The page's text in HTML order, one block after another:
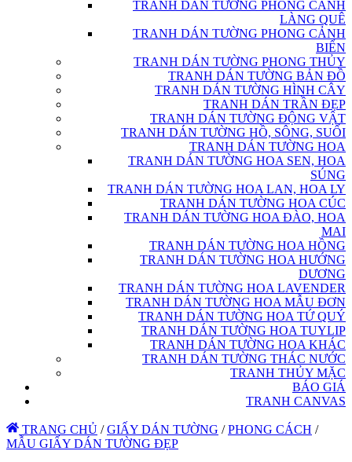
TRANH DÁN TƯỜNG PHONG CẢNH
LÀNG QUÊ
TRANH DÁN TƯỜNG PHONG CẢNH
BIỂN
TRANH DÁN TƯỜNG PHONG THỦY
TRANH DÁN TƯỜNG BẢN ĐỒ
TRANH DÁN TƯỜNG HÌNH CÂY
TRANH DÁN TRẦN ĐẸP
TRANH DÁN TƯỜNG ĐỘNG VẬT
TRANH DÁN TƯỜNG HỒ, SÔNG, SUỐI
TRANH DÁN TƯỜNG HOA
TRANH DÁN TƯỜNG HOA SEN, HOA
SÚNG
TRANH DÁN TƯỜNG HOA LAN, HOA LY
TRANH DÁN TƯỜNG HOA CÚC
TRANH DÁN TƯỜNG HOA ĐÀO, HOA
MAI
TRANH DÁN TƯỜNG HOA HỒNG
TRANH DÁN TƯỜNG HOA HƯỚNG
DƯƠNG
TRANH DÁN TƯỜNG HOA LAVENDER
TRANH DÁN TƯỜNG HOA MẪU ĐƠN
TRANH DÁN TƯỜNG HOA TỨ QUÝ
TRANH DÁN TƯỜNG HOA TUYLIP
TRANH DÁN TƯỜNG HOA KHÁC
TRANH DÁN TƯỜNG THÁC NƯỚC
TRANH THỦY MẶC
BÁO GIÁ
TRANH CANVAS
TRANG CHỦ / GIẤY DÁN TƯỜNG / PHONG CÁCH /
MẪU GIẤY DÁN TƯỜNG ĐẸP